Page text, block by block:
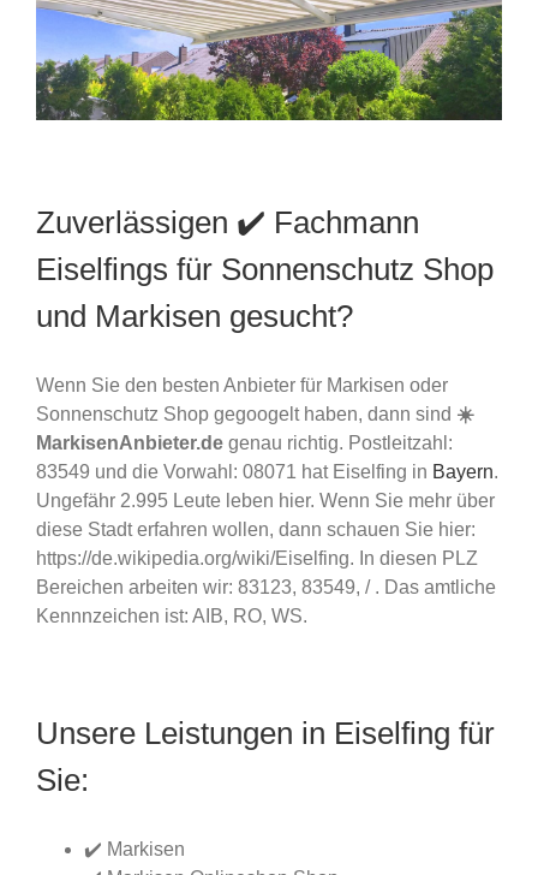
Zuverlässigen ✔️ Fachmann
Eiselfings für Sonnenschutz Shop
und Markisen gesucht?
Wenn Sie den besten Anbieter für Markisen oder
Sonnenschutz Shop gegoogelt haben, dann sind ☀️
MarkisenAnbieter.de genau richtig. Postleitzahl:
83549 und die Vorwahl: 08071 hat Eiselfing in Bayern.
Ungefähr 2.995 Leute leben hier. Wenn Sie mehr über
diese Stadt erfahren wollen, dann schauen Sie hier:
https://de.wikipedia.org/wiki/Eiselfing. In diesen PLZ
Bereichen arbeiten wir: 83123, 83549, / . Das amtliche
Kennnzeichen ist: AIB, RO, WS.
Unsere Leistungen in Eiselfing für
Sie:
✔️ Markisen